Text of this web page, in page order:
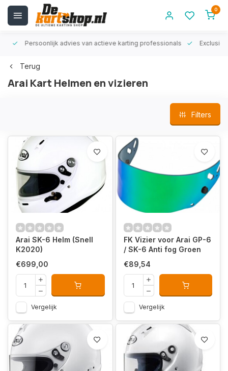
0
Persoonlijk advies van actieve karting professionals
Terug
Arai Kart Helmen en vizieren
Filters
Arai SK-6 Helm (Snell
K2020)
€699,00
Vergelijk
FK Vizier voor Arai GP-6
/ SK-6 Anti fog Groen
€89,54
Vergelijk